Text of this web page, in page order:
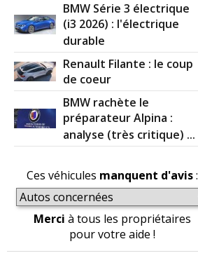
BMW Série 3 électrique
(i3 2026) : l'électrique
durable
Renault Filante : le coup
de coeur
BMW rachète le
préparateur Alpina :
analyse (très critique) ...
Ces véhicules manquent d'avis:
Merci à tous les propriétaires
pour votre aide !